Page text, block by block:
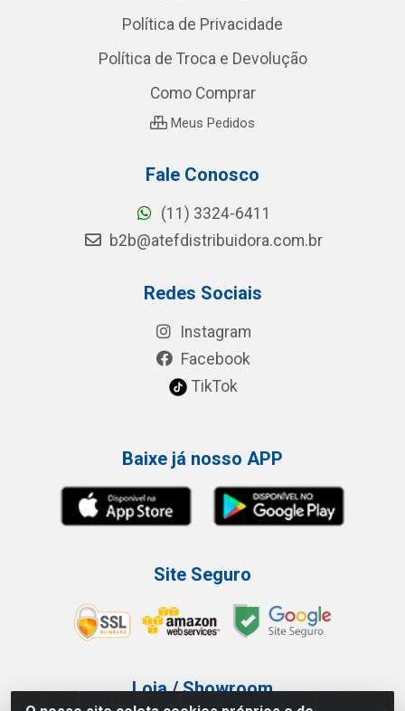
Política de Privacidade
Política de Troca e Devolução
Como Comprar
Meus Pedidos
Fale Conosco
(11) 3324-6411
b2b@atefdistribuidora.com.br
Redes Sociais
Instagram
Facebook
TikTok
Baixe já nosso APP
Site Seguro
Loja / Showroom